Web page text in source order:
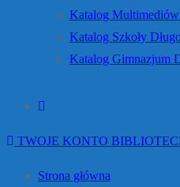
Katalog
Katalog Szkoły
Katalog Gimnazjum
TWOJE KONTO
Strona główna